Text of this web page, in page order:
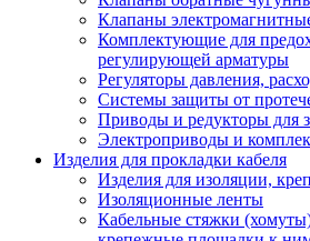
Клапаны
Комплектующие для
регулирующей арматуры
Регуляторы давления,
Системы защиты от
Приводы и редукторы для
Электроприводы и
Изделия для прокладки кабеля
Изделия для изоляции,
Изоляционные ленты
Кабельные стяжки